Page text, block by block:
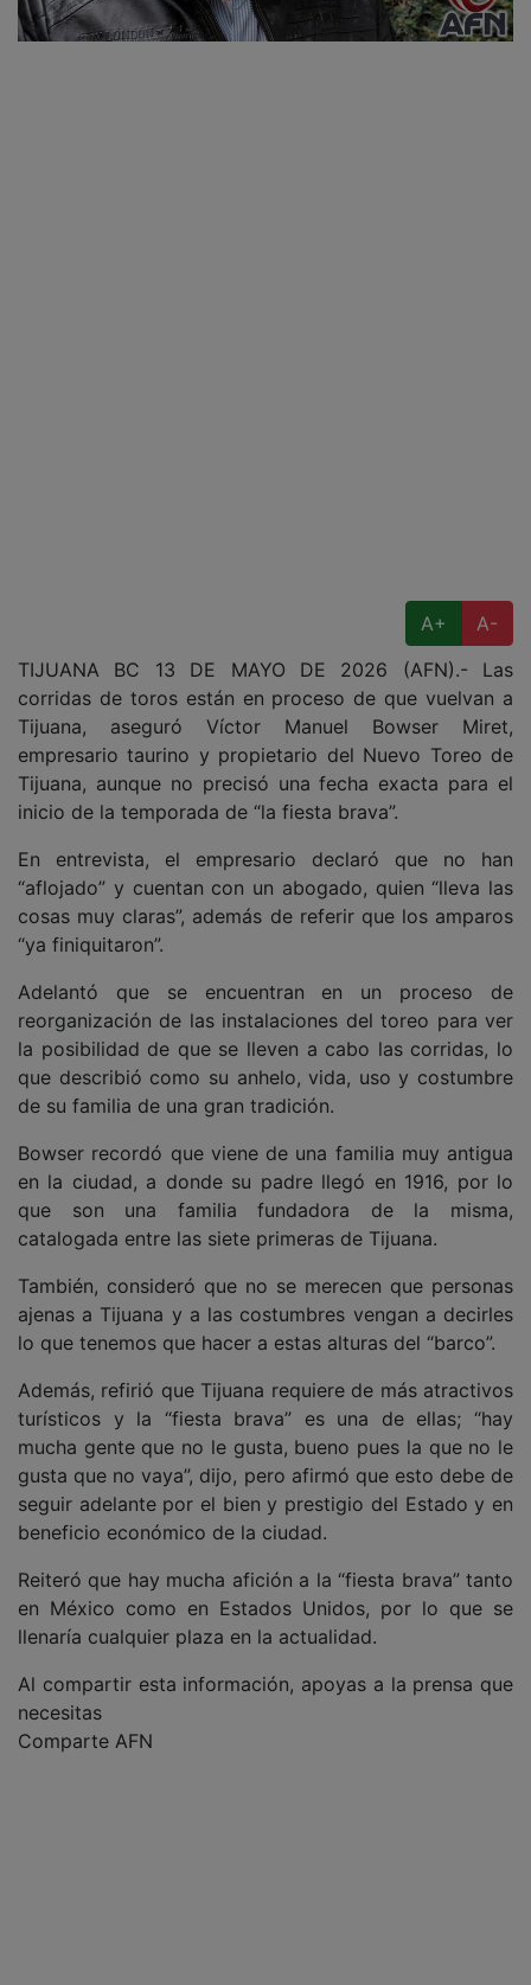
A+
A-
TIJUANA BC 13 DE MAYO DE 2026 (AFN).- Las
corridas de toros están en proceso de que vuelvan a
Tijuana, aseguró Víctor Manuel Bowser Miret,
empresario taurino y propietario del Nuevo Toreo de
Tijuana, aunque no precisó una fecha exacta para el
inicio de la temporada de “la fiesta brava”.
En entrevista, el empresario declaró que no han
“aflojado” y cuentan con un abogado, quien “lleva las
cosas muy claras”, además de referir que los amparos
“ya finiquitaron”.
Adelantó que se encuentran en un proceso de
reorganización de las instalaciones del toreo para ver
la posibilidad de que se lleven a cabo las corridas, lo
que describió como su anhelo, vida, uso y costumbre
de su familia de una gran tradición.
Bowser recordó que viene de una familia muy antigua
en la ciudad, a donde su padre llegó en 1916, por lo
que son una familia fundadora de la misma,
catalogada entre las siete primeras de Tijuana.
También, consideró que no se merecen que personas
ajenas a Tijuana y a las costumbres vengan a decirles
lo que tenemos que hacer a estas alturas del “barco”.
Además, refirió que Tijuana requiere de más atractivos
turísticos y la “fiesta brava” es una de ellas; “hay
mucha gente que no le gusta, bueno pues la que no le
gusta que no vaya”, dijo, pero afirmó que esto debe de
seguir adelante por el bien y prestigio del Estado y en
beneficio económico de la ciudad.
Reiteró que hay mucha afición a la “fiesta brava” tanto
en México como en Estados Unidos, por lo que se
llenaría cualquier plaza en la actualidad.
Al compartir esta información, apoyas a la prensa que
necesitas
Comparte AFN